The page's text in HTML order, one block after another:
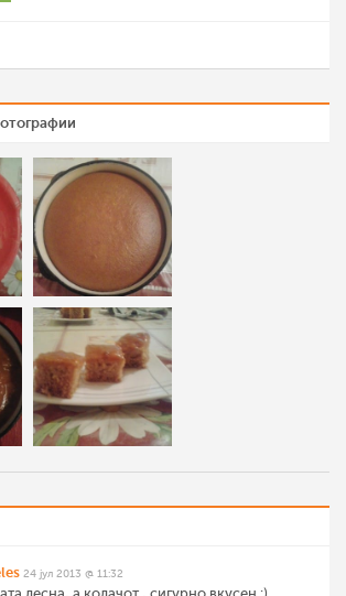
24 јул 2013 @ 11:32
лесна, а колачот , сигурно вкусен :)